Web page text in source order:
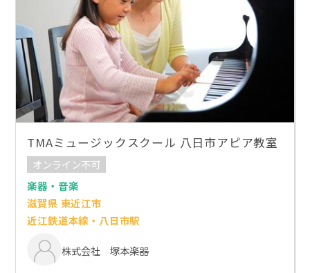
TMAミュージックスクール 八日市アピア教室
オンライン不可
楽器・音楽
滋賀県 東近江市
近江鉄道本線・八日市駅
株式会社 塚本楽器